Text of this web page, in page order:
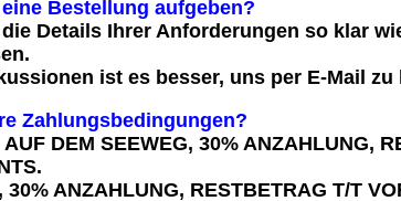
Bestellung aufgeben?
Details Ihrer Anforderungen so klar
ist es besser, uns per E-Mail zu
Zahlungsbedingungen?
DEM SEEWEG, 30% ANZAHLUNG,
30% ANZAHLUNG, RESTBETRAG T/T